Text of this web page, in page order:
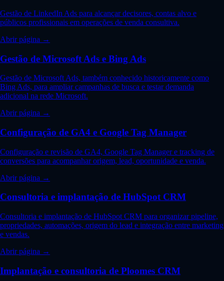
Gestão de LinkedIn Ads para alcançar decisores, contas alvo e
públicos profissionais em operações de venda consultiva.
Abrir página →
Gestão de Microsoft Ads e Bing Ads
Gestão de Microsoft Ads, também conhecido historicamente como
Bing Ads, para ampliar campanhas de busca e testar demanda
adicional na rede Microsoft.
Abrir página →
Configuração de GA4 e Google Tag Manager
Configuração e revisão de GA4, Google Tag Manager e tracking de
conversões para acompanhar origem, lead, oportunidade e venda.
Abrir página →
Consultoria e implantação de HubSpot CRM
Consultoria e implantação de HubSpot CRM para organizar pipeline,
propriedades, automações, origem do lead e integração entre marketing
e vendas.
Abrir página →
Implantação e consultoria de Ploomes CRM